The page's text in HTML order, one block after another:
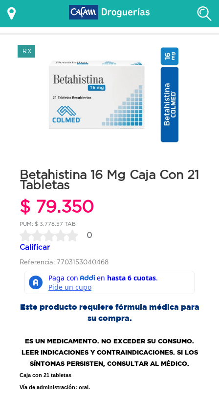
RX
Betahistina 16 Mg Caja Con 21
Tabletas
$ 79.350
PUM: $ 3,778.57 TAB
0
Calificar
Referencia: 7703153040468
Este producto requiere fórmula médica para
su compra.
ES UN MEDICAMENTO. NO EXCEDER SU CONSUMO.
LEER INDICACIONES Y CONTRAINDICACIONES. SI LOS
SÍNTOMAS PERSISTEN, CONSULTAR AL MÉDICO.
Caja con 21 tabletas
Vía de administración: oral.